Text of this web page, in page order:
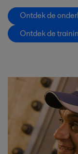
Ontdek de
Ontdek de